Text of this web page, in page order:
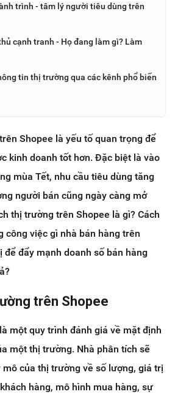
trình - tâm lý người tiêu dùng trên
cạnh tranh - Họ đang làm gì? Làm
tin thị trường qua các kênh phổ biến
Shopee là yếu tố quan trọng để
kinh doanh tốt hơn. Đặc biệt là vào
mùa Tết, nhu cầu tiêu dùng tăng
người bán cũng ngày càng mở
thị trường trên Shopee là gì? Cách
công việc gì nhà bán hàng trên
để đẩy mạnh doanh số bán hàng
trên Shopee
một quy trình đánh giá về mặt định
một thị trường. Nhà phân tích sẽ
mô của thị trường về số lượng, giá trị
hàng, mô hình mua hàng, sự